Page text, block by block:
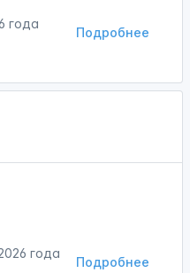
Подробнее
года
Подробнее
года